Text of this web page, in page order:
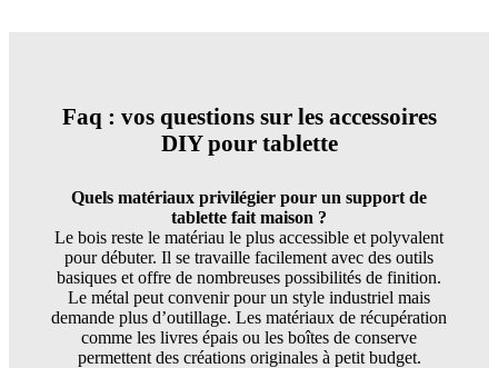
Faq : vos questions sur les accessoires
DIY pour tablette
Quels matériaux privilégier pour un support de
tablette fait maison ?
Le bois reste le matériau le plus accessible et polyvalent
pour débuter. Il se travaille facilement avec des outils
basiques et offre de nombreuses possibilités de finition.
Le métal peut convenir pour un style industriel mais
demande plus d’outillage. Les matériaux de récupération
comme les livres épais ou les boîtes de conserve
permettent des créations originales à petit budget.